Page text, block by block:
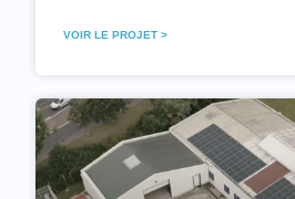
VOIR LE PROJET >